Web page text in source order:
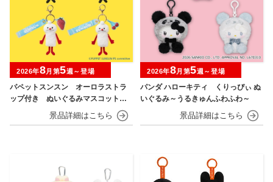
パペットスンスン オーロラストラ
ップ付き ぬいぐるみマスコット
フルーツver.
2026年8月第5週～登場
パンダ ハローキティ くりっぴぃ ぬ
いぐるみ～うるきゅんふわふわ～
2026年8月第5週～登場